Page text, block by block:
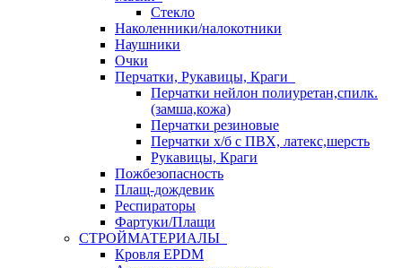
Стекло
Наколенники/налокотники
Наушники
Очки
Перчатки, Рукавицы, Краги
Перчатки нейлон полиуретан,спилк.
(замша,кожа)
Перчатки резиновые
Перчатки х/б с ПВХ, латекс,шерсть
Рукавицы, Краги
Пожбезопасность
Плащ-дождевик
Респираторы
Фартуки/Плащи
СТРОЙМАТЕРИАЛЫ
Кровля ЕРDM